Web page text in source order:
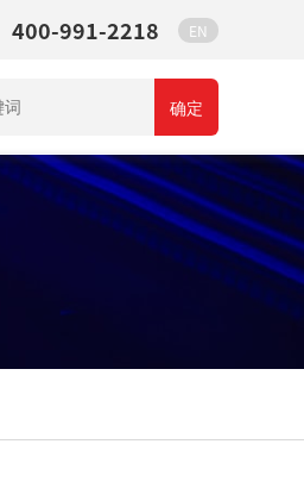
400-991-2218 EN
确定